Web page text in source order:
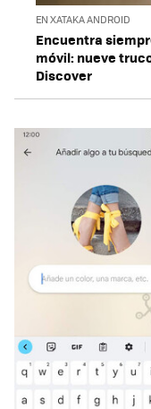
EN XATAKA ANDROID
Encuentra
móvil: nueve
Discover